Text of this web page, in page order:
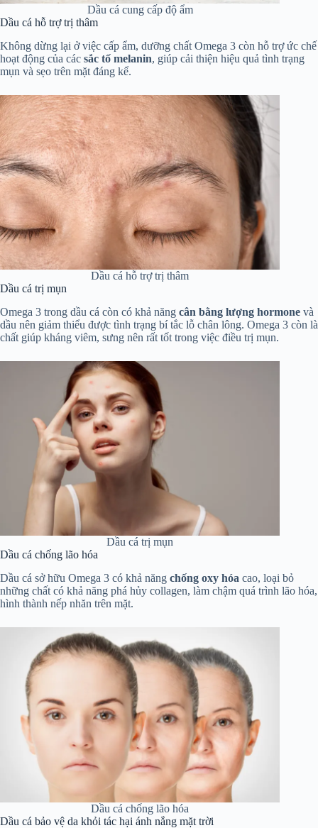
Dầu cá cung cấp độ ẩm
Dầu cá hỗ trợ trị thâm
Không dừng lại ở việc cấp ẩm, dưỡng chất Omega 3 còn hỗ trợ ức chế
hoạt động của các sắc tố melanin, giúp cải thiện hiệu quả tình trạng
mụn và sẹo trên mặt đáng kể.
Dầu cá hỗ trợ trị thâm
Dầu cá trị mụn
Omega 3 trong dầu cá còn có khả năng cân bằng lượng hormone và
dầu nên giảm thiểu được tình trạng bí tắc lỗ chân lông. Omega 3 còn là
chất giúp kháng viêm, sưng nên rất tốt trong việc điều trị mụn.
Dầu cá trị mụn
Dầu cá chống lão hóa
Dầu cá sở hữu Omega 3 có khả năng chống oxy hóa cao, loại bỏ
những chất có khả năng phá hủy collagen, làm chậm quá trình lão hóa,
hình thành nếp nhăn trên mặt.
Dầu cá chống lão hóa
Dầu cá bảo vệ da khỏi tác hại ánh nắng mặt trời